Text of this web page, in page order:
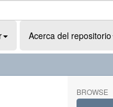
Acerca del repositorio
BROWSE